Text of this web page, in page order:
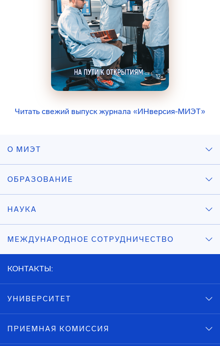
Читать свежий выпуск журнала «ИНверсия-МИЭТ»
О МИЭТ
ОБРАЗОВАНИЕ
НАУКА
МЕЖДУНАРОДНОЕ СОТРУДНИЧЕСТВО
КОНТАКТЫ:
УНИВЕРСИТЕТ
ПРИЕМНАЯ КОМИССИЯ